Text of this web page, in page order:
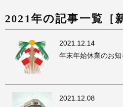
2021年の記事一覧［
2021.12.14
年末年始休業のお知
2021.12.08